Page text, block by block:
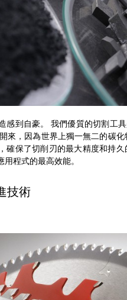
感到自豪。 我們優質的切割工
來，因為世界上獨一無二的碳
確保了切削刃的最大精度和持
程式的最高效能。
技術